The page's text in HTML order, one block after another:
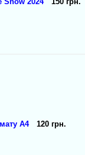
А4 120 грн.